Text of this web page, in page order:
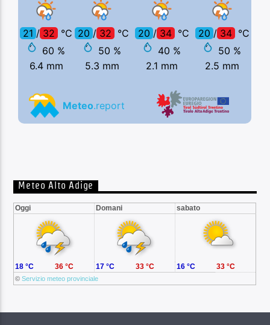
Meteo Alto Adige
Oggi Domani sabato
©Servizio meteo provinciale
18 °C 36 °C 17 °C 33 °C 16 °C 33 °C